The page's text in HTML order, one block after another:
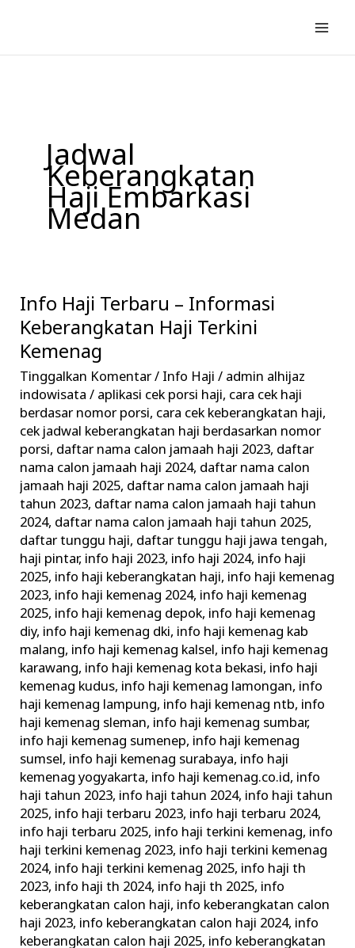
konten
Jadwal
Keberangkatan
Haji Embarkasi
Medan
Info Haji Terbaru – Informasi
Keberangkatan Haji Terkini
Kemenag
Tinggalkan Komentar/ Info Haji / admin alhijaz
indowisata/ aplikasi cek porsi haji, cara cek haji
berdasar nomor porsi, cara cek keberangkatan haji,
cek jadwal keberangkatan haji berdasarkan nomor
porsi, daftar nama calon jamaah haji 2023, daftar
nama calon jamaah haji 2024, daftar nama calon
jamaah haji 2025, daftar nama calon jamaah haji
tahun 2023, daftar nama calon jamaah haji tahun
2024, daftar nama calon jamaah haji tahun 2025,
daftar tunggu haji, daftar tunggu haji jawa tengah,
haji pintar, info haji 2023, info haji 2024, info haji
2025, info haji keberangkatan haji, info haji kemenag
2023, info haji kemenag 2024, info haji kemenag
2025, info haji kemenag depok, info haji kemenag
diy, info haji kemenag dki, info haji kemenag kab
malang, info haji kemenag kalsel, info haji kemenag
karawang, info haji kemenag kota bekasi, info haji
kemenag kudus, info haji kemenag lamongan, info
haji kemenag lampung, info haji kemenag ntb, info
haji kemenag sleman, info haji kemenag sumbar,
info haji kemenag sumenep, info haji kemenag
sumsel, info haji kemenag surabaya, info haji
kemenag yogyakarta, info haji kemenag.co.id, info
haji tahun 2023, info haji tahun 2024, info haji tahun
2025, info haji terbaru 2023, info haji terbaru 2024,
info haji terbaru 2025, info haji terkini kemenag, info
haji terkini kemenag 2023, info haji terkini kemenag
2024, info haji terkini kemenag 2025, info haji th
2023, info haji th 2024, info haji th 2025, info
keberangkatan calon haji, info keberangkatan calon
haji 2023, info keberangkatan calon haji 2024, info
keberangkatan calon haji 2025, info keberangkatan
Info
Haji
Terbaru
–
Informasi
Keberangkatan
Haji
Terkini
Kemenag